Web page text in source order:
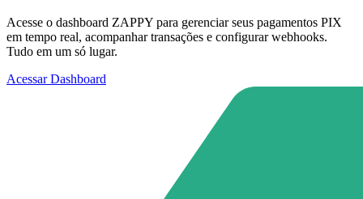
Acesse o dashboard ZAPPY para gerenciar seus pagamentos PIX
em tempo real, acompanhar transações e configurar webhooks.
Tudo em um só lugar.
Acessar Dashboard